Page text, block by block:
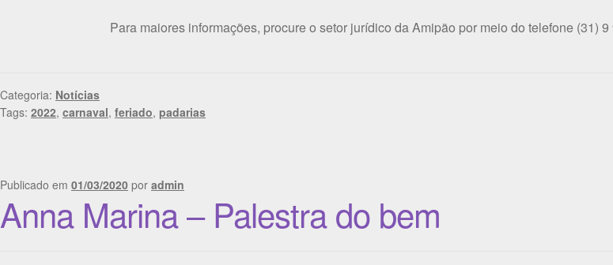
Para maiores informações, procure o setor jurídico da Amipão por meio do telefone (31)
Categoria: Notícias
Tags: 2022, carnaval, feriado, padarias
Publicado em 01/03/2020 por admin
Anna Marina – Palestra do bem